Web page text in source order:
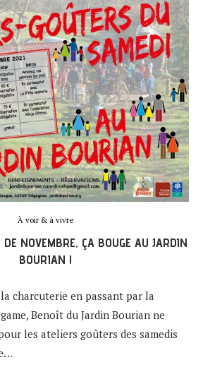
À voir & à vivre
NOVEMBRE, ÇA BOUGE AU JARDIN
BOURIAN !
charcuterie en passant par la
Benoît du Jardin Bourian ne
les ateliers goûters des samedis